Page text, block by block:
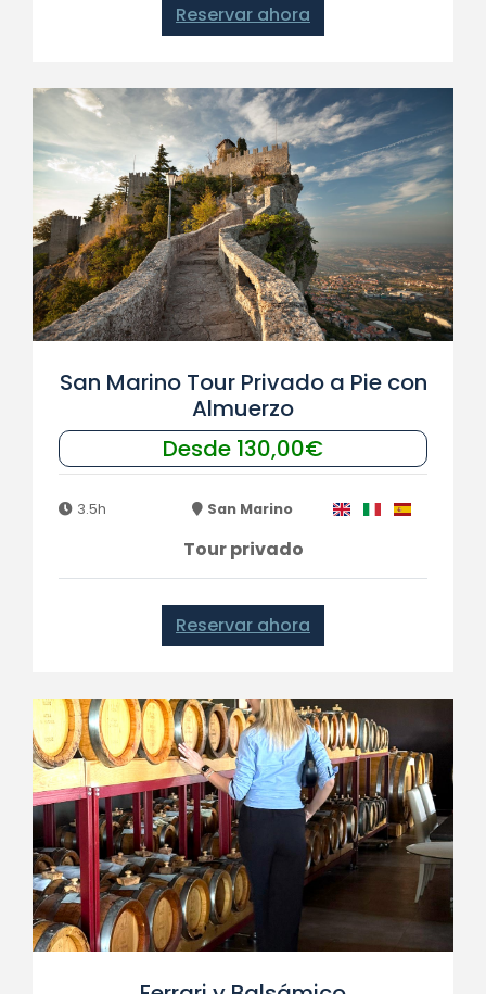
Reservar ahora
San Marino Tour Privado a Pie con
Almuerzo
Desde 130,00€
3.5h San Marino
Tour privado
Reservar ahora